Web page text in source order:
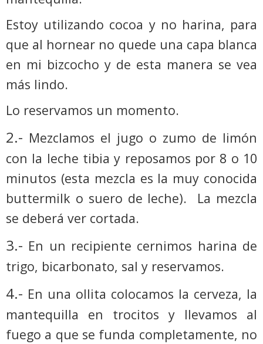
Estoy utilizando cocoa y no harina, para
que al hornear no quede una capa blanca
en mi bizcocho y de esta manera se vea
más lindo.
Lo reservamos un momento.
2.- Mezclamos el jugo o zumo de limón
con la leche tibia y reposamos por 8 o 10
minutos (esta mezcla es la muy conocida
buttermilk o suero de leche).
La mezcla
se deberá ver cortada.
3.- En un recipiente cernimos harina de
trigo, bicarbonato, sal y reservamos.
4.- En una ollita colocamos la cerveza, la
mantequilla en trocitos y llevamos al
fuego a que se funda completamente, no